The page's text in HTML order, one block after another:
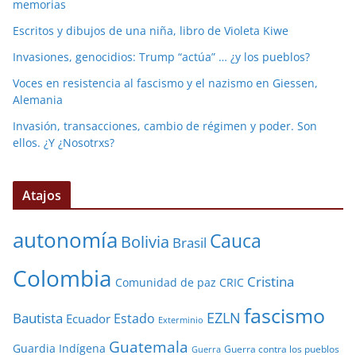
memorias
Escritos y dibujos de una niña, libro de Violeta Kiwe
Invasiones, genocidios: Trump “actúa” … ¿y los pueblos?
Voces en resistencia al fascismo y el nazismo en Giessen,
Alemania
Invasión, transacciones, cambio de régimen y poder. Son
ellos. ¿Y ¿Nosotrxs?
Atajos
autonomía Bolivia Brasil Cauca
Colombia Comunidad de paz CRIC Cristina
Bautista Ecuador Estado Exterminio EZLN fascismo
Guardia Indígena Guatemala Guerra Guerra contra los pueblos